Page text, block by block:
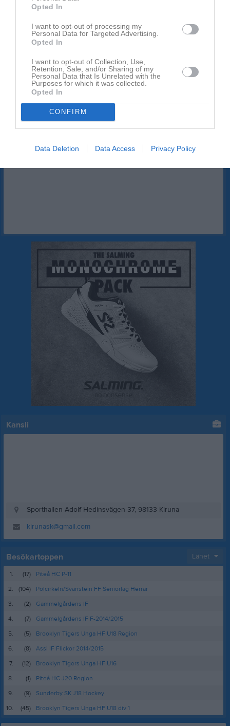
Opted In
I want to opt-out of processing my
Personal Data for Targeted Advertising.
Opted In
I want to opt-out of Collection, Use,
Retention, Sale, and/or Sharing of my
Personal Data that Is Unrelated with the
Purposes for which it was collected.
Opted In
CONFIRM
Data Deletion Data Access Privacy Policy
Inget album finns skapat
Logga in som administratör och skapa ert första album
På gång Kalender
Kansli
Sporthallen Adolf Hedinsvägen 37, 98133 Kiruna
kirunask@gmail.com
Besökartoppen Länet
1. (17)
Piteå HC P-11
2.
(104)
Polcirkeln/Svanstein FF Seniorlag Herrar
3.
(2)
Gammelgårdens IF
4.
(7)
Gammelgårdens IF F-2014/2015
5.
(5)
Brooklyn Tigers Unga HF U18 Region
6.
(8)
Assi IF Flickor 2014/2015
7.
(12)
Brooklyn Tigers Unga HF U16
8.
(1)
Piteå HC J20 Region
9.
(9)
Sunderby SK J18 Hockey
10.
(45) Brooklyn Tigers Unga HF U18 div 1